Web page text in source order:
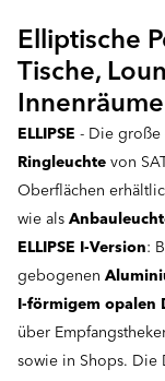
Elliptische
Tische,
Innenräume
ELLIPSE - Die große
Ringleuchte von
Oberflächen
wie als
ELLIPSE I-Version:
gebogenen
I-förmigem opalen
über
sowie in Shops. Die